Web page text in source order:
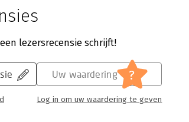
lezersrecensie schrijft!
Uw waardering ?
Log in om uw waardering te geven